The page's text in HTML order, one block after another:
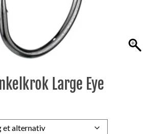
Large Eye